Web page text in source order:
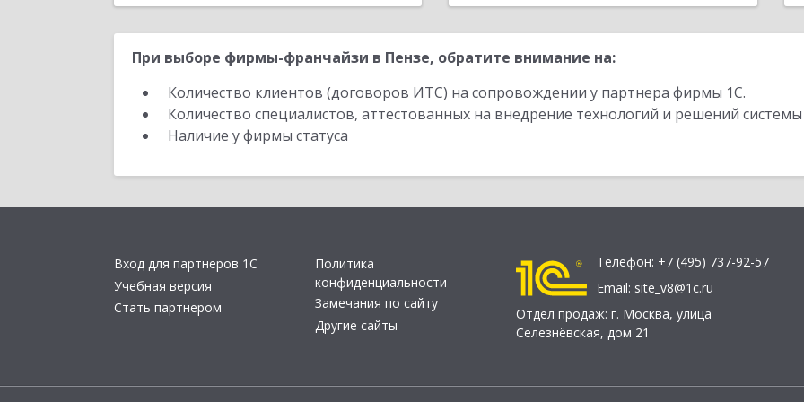
При выборе фирмы-франчайзи в Пензе, обратите внимание на:
Количество клиентов (договоров ИТС) на сопровождении у партнера фирмы 1С.
Количество специалистов, аттестованных на внедрение технологий и решений
Наличие у фирмы статуса
Вход для партнеров 1С
Учебная версия
Стать партнером
Политика
конфиденциальности
Замечания по сайту
Другие сайты
Телефон: +7 (495) 737-92-57
Email: site_v8@1c.ru
Отдел продаж: г. Москва, улица
Селезнёвская, дом 21